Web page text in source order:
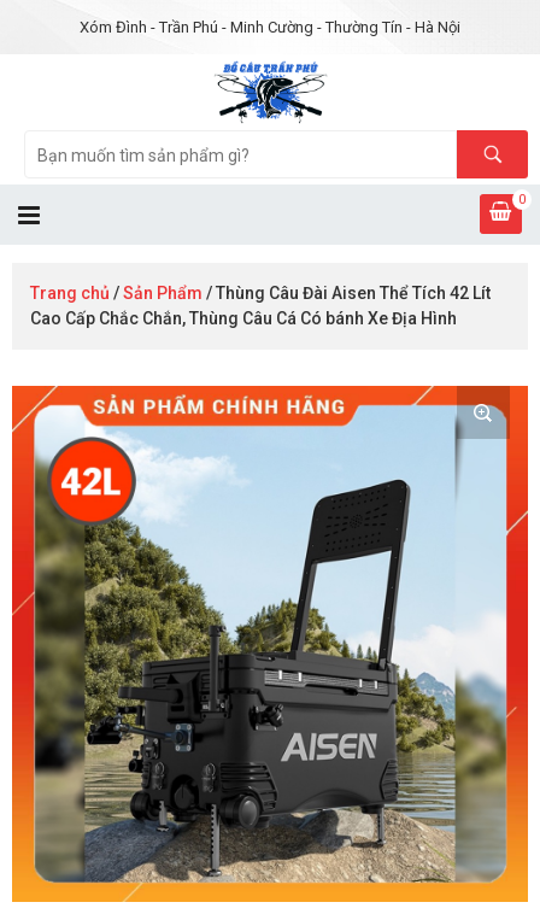
Xóm Đình - Trần Phú - Minh Cường - Thường Tín - Hà Nội
0
Trang chủ /Sản Phẩm / Thùng Câu Đài Aisen Thể Tích 42 Lít
Cao Cấp Chắc Chắn, Thùng Câu Cá Có bánh Xe Địa Hình